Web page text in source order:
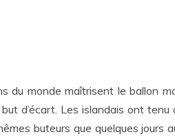
du monde maîtrisent le ballon
d’écart. Les islandais ont
buteurs que quelques jours